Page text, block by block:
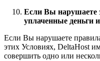
Если Вы нарушаете
уплаченные деньги
Если Вы нарушаете
этих Условиях, DeltaHost
совершить одно или